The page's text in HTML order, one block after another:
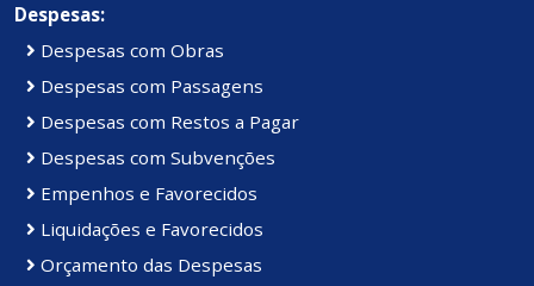
Despesas:
Despesas com Obras
Despesas com Passagens
Despesas com Restos a Pagar
Despesas com Subvenções
Empenhos e Favorecidos
Liquidações e Favorecidos
Orçamento das Despesas